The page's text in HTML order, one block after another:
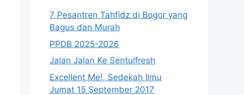
7 Pesantren Tahfidz di Bogor yang
Bagus dan Murah
PPDB 2025-2026
Jalan Jalan Ke Sentulfresh
Excellent Me!, Sedekah Ilmu
Jumat 15 September 2017